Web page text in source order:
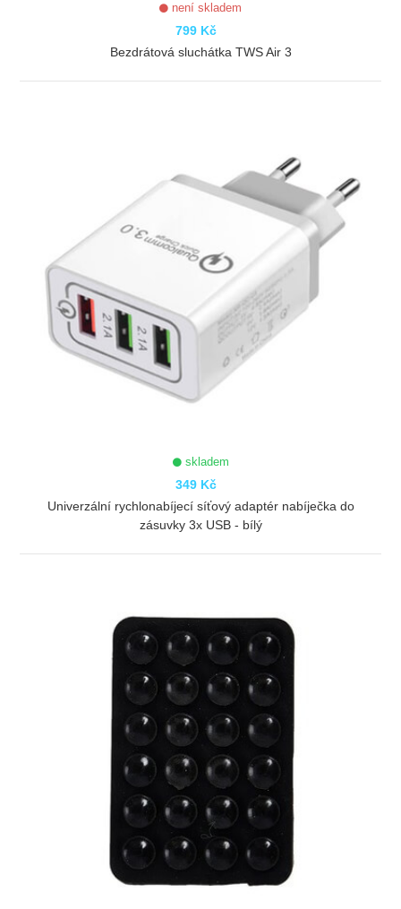
není skladem
799 Kč
Bezdrátová sluchátka TWS Air 3
skladem
349 Kč
Univerzální rychlonabíjecí síťový adaptér nabíječka do
zásuvky 3x USB - bílý